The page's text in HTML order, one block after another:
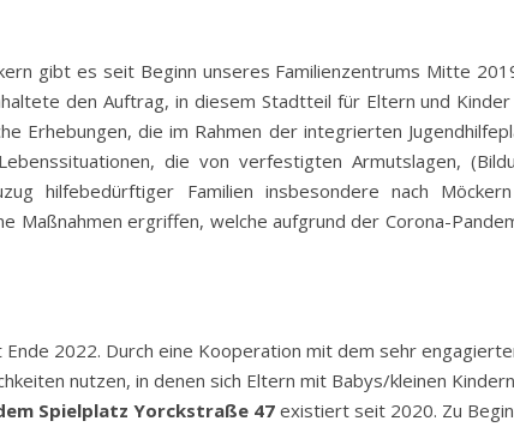
gibt es seit Beginn unseres Familienzentrums Mitte
den Auftrag, in diesem Stadtteil für Eltern und
Erhebungen, die im Rahmen der integrierten
die von verfestigten Armutslagen,
hilfebedürftiger Familien insbesondere nach
Maßnahmen ergriffen, welche aufgrund der Corona-
2022. Durch eine Kooperation mit dem sehr
nutzen, in denen sich Eltern mit Babys/kleinen
Spielplatz Yorckstraße 47existiert seit 2020. Zu